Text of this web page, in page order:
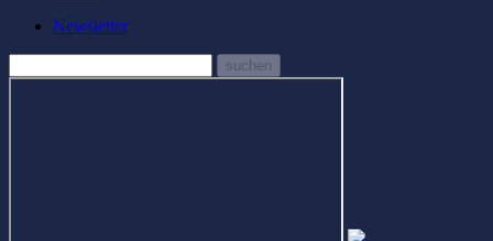
Newsletter